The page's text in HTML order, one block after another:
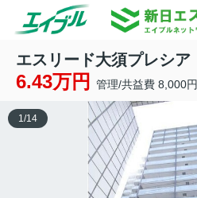
エスリード大須プレシア
6.43万円 管理/共益費 8,000円
1/14